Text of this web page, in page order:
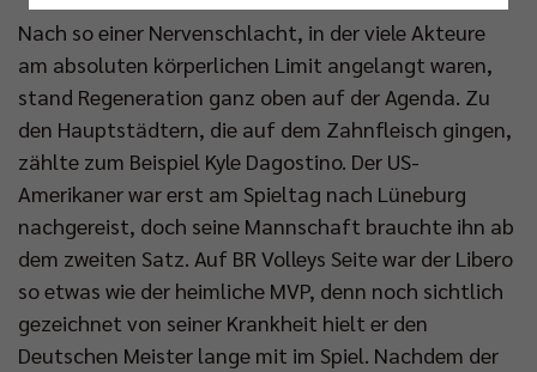
Nach so einer Nervenschlacht, in der viele Akteure
am absoluten körperlichen Limit angelangt waren,
stand Regeneration ganz oben auf der Agenda. Zu
den Hauptstädtern, die auf dem Zahnfleisch gingen,
zählte zum Beispiel Kyle Dagostino. Der US-
Amerikaner war erst am Spieltag nach Lüneburg
nachgereist, doch seine Mannschaft brauchte ihn ab
dem zweiten Satz. Auf BR Volleys Seite war der Libero
so etwas wie der heimliche MVP, denn noch sichtlich
gezeichnet von seiner Krankheit hielt er den
Deutschen Meister lange mit im Spiel. Nachdem der
Nur essenzielle Cookies akzeptieren
Impressum|Datenschutzerklärung